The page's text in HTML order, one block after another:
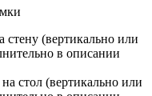
стену (вертикально или
в описании
стол (вертикально или